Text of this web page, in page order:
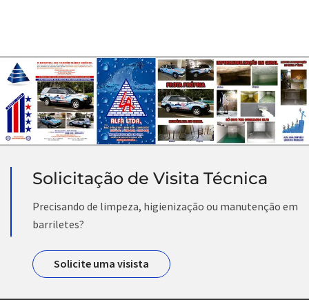
Solicitação de Visita Técnica
Precisando de limpeza, higienização ou manutenção em
barriletes?
Solicite uma visista